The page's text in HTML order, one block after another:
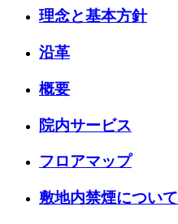
理念と基本方針
沿革
概要
院内サービス
フロアマップ
敷地内禁煙について